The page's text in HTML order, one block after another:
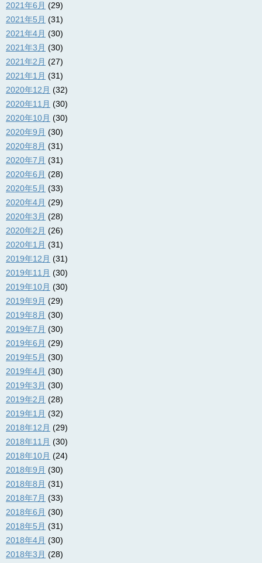
2021年6月 (29)
2021年5月 (31)
2021年4月 (30)
2021年3月 (30)
2021年2月 (27)
2021年1月 (31)
2020年12月 (32)
2020年11月 (30)
2020年10月 (30)
2020年9月 (30)
2020年8月 (31)
2020年7月 (31)
2020年6月 (28)
2020年5月 (33)
2020年4月 (29)
2020年3月 (28)
2020年2月 (26)
2020年1月 (31)
2019年12月 (31)
2019年11月 (30)
2019年10月 (30)
2019年9月 (29)
2019年8月 (30)
2019年7月 (30)
2019年6月 (29)
2019年5月 (30)
2019年4月 (30)
2019年3月 (30)
2019年2月 (28)
2019年1月 (32)
2018年12月 (29)
2018年11月 (30)
2018年10月 (24)
2018年9月 (30)
2018年8月 (31)
2018年7月 (33)
2018年6月 (30)
2018年5月 (31)
2018年4月 (30)
2018年3月 (28)